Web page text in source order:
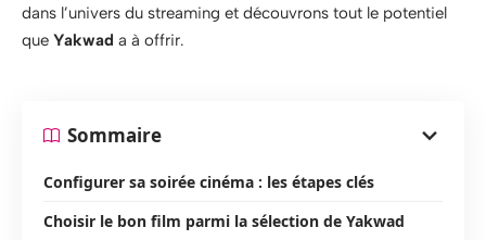
dans l’univers du streaming et découvrons tout le potentiel
que Yakwad a à offrir.
Sommaire
Configurer sa soirée cinéma : les étapes clés
Choisir le bon film parmi la sélection de Yakwad